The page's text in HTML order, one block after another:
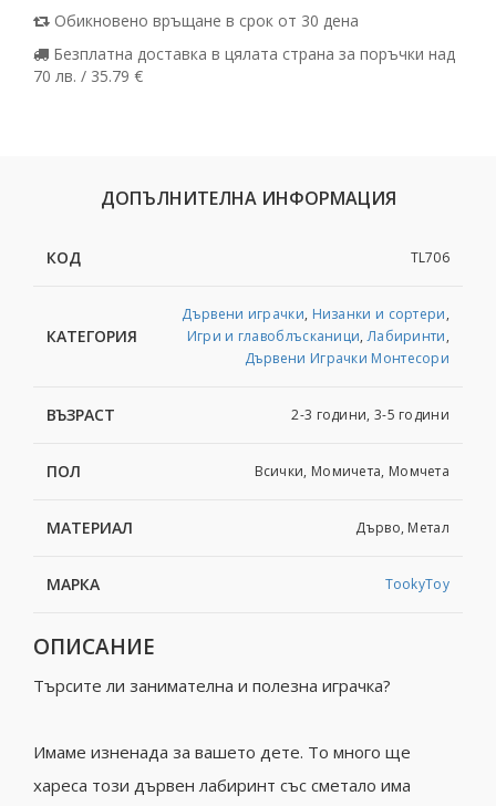
Обикновено връщане в срок от 30 дена
Безплатна доставка в цялата страна за поръчки над
70 лв. / 35.79 €
ДОПЪЛНИТЕЛНА ИНФОРМАЦИЯ
КОД TL706
КАТЕГОРИЯ
Дървени играчки, Низанки и сортери,
Игри и главоблъсканици,Лабиринти,
Дървени Играчки Монтесори
ВЪЗРАСТ 2-3 години, 3-5 години
ПОЛ Всички, Момичета, Момчета
МАТЕРИАЛ Дърво, Метал
МАРКА TookyToy
ОПИСАНИЕ
Търсите ли занимателна и полезна играчка?
Имаме изненада за вашето дете. То много ще
хареса този дървен лабиринт със сметало има